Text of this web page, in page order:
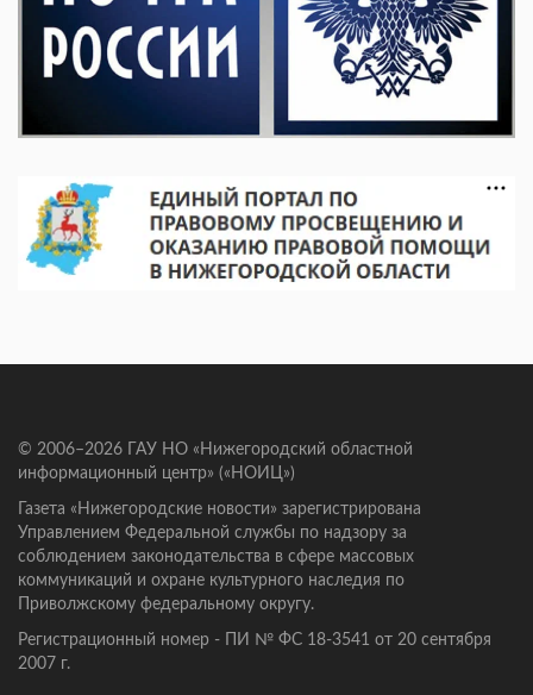
© 2006–2026 ГАУ НО «Нижегородский областной
информационный центр» («НОИЦ»)
Газета «Нижегородские новости» зарегистрирована
Управлением Федеральной службы по надзору за
соблюдением законодательства в сфере массовых
коммуникаций и охране культурного наследия по
Приволжскому федеральному округу.
Регистрационный номер - ПИ № ФС 18-3541 от 20 сентября
2007 г.